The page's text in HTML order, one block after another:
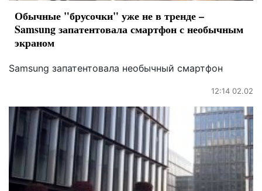
Обычные "брусочки" уже не в тренде –
Samsung запатентовала смартфон с необычным
экраном
Samsung запатентовала необычный смартфон
12:14 02.02